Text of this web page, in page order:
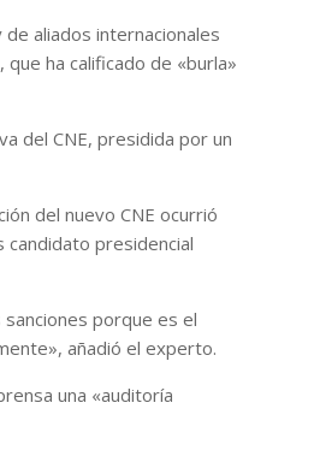
aliados internacionales
ha calificado de «burla»
del CNE, presidida por un
del nuevo CNE ocurrió
presidencial
porque es el
añadió el experto.
una «auditoría